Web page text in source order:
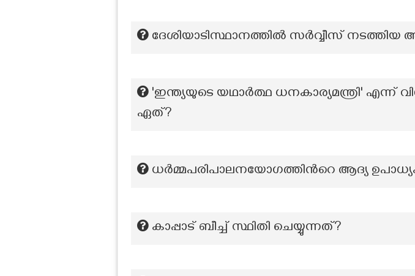
ദേശിയാടിസ്ഥാനത്തിൽ സർവ്വീസ് നടത്തിയ
'ഇന്ത്യയുടെ യഥാർത്ഥ ധനകാര്യമന്ത്രി' എന്ന്
ഏത്?
ധർമ്മപരിപാലനയോഗത്തിന്‍റെ ആദ്യ
കാപ്പാട് ബീച്ച് സ്ഥിതി ചെയ്യുന്നത്?